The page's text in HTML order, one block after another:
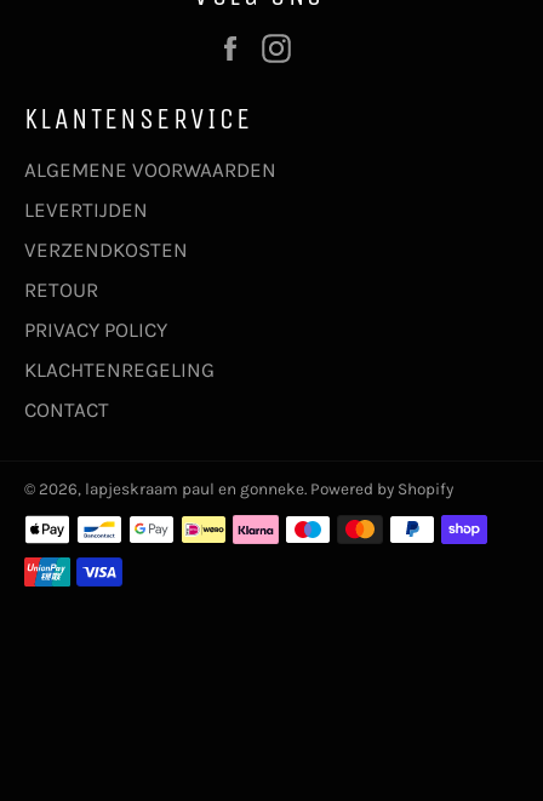
Facebook
KLANTENSERVICE
ALGEMENE VOORWAARDEN
LEVERTIJDEN
VERZENDKOSTEN
RETOUR
PRIVACY POLICY
KLACHTENREGELING
CONTACT
© 2026, lapjeskraam paul en gonneke. Powered by Shopify
Betaalmethoden